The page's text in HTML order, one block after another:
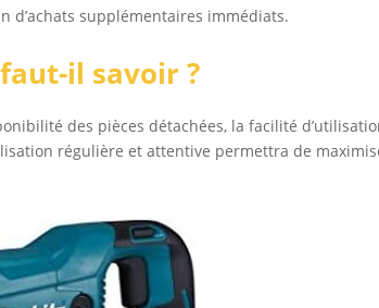
d’achats supplémentaires immédiats.
il savoir ?
des pièces détachées, la facilité
régulière et attentive permettra de